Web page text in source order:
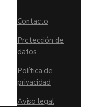
Contacto
Protección de
datos
Política de
privacidad
Aviso legal